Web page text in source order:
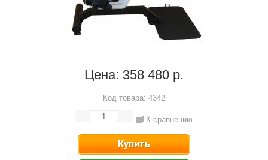
Цена: 358 480 р.
Код товара: 4342
К сравнению